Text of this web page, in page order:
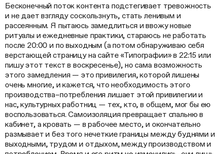
Бесконечный поток контента подстегивает тревожность
и не дает взгляду соскользнуть, стать ленивым и
рассеянным. Я пытаюсь замедлиться и ввожу новые
ритуалы и ежедневные практики, стараюсь не работать
после 20:00 и по выходным (а потом обнаруживаю себя
верстающей страницу на сайте «Типографии» в 22:15 или
пишу этот текст в воскресенье), но сама возможность
этого замедления — это привилегия, которой лишены
очень многие, и кажется, что необходимость этого
производства–потребления лишает этой привилегии и
нас, культурных работниц — тех, кто, в общем, мог бы ею
воспользоваться. Самоизоляция превращает спальню в
кабинет, а кровать — в рабочее место, и окончательно
размывает и без того нечеткие границы между буднями и
выходными, трудом и отдыхом, между производством и